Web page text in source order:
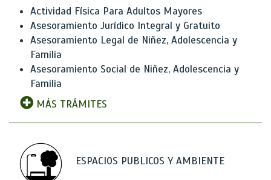
Actividad Física Para Adultos Mayores
Asesoramiento Jurídico Integral y Gratuito
Asesoramiento Legal de Niñez, Adolescencia y
Familia
Asesoramiento Social de Niñez, Adolescencia y
Familia
MÁS TRÁMITES
ESPACIOS PUBLICOS Y AMBIENTE